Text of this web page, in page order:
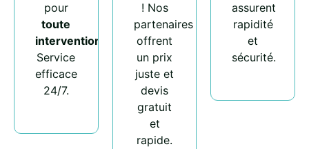
pour
toute
intervention
Service
efficace
24/7.
! Nos
partenaires
offrent
un prix
juste et
devis
gratuit
et
rapide.
assurent
rapidité
et
sécurité.